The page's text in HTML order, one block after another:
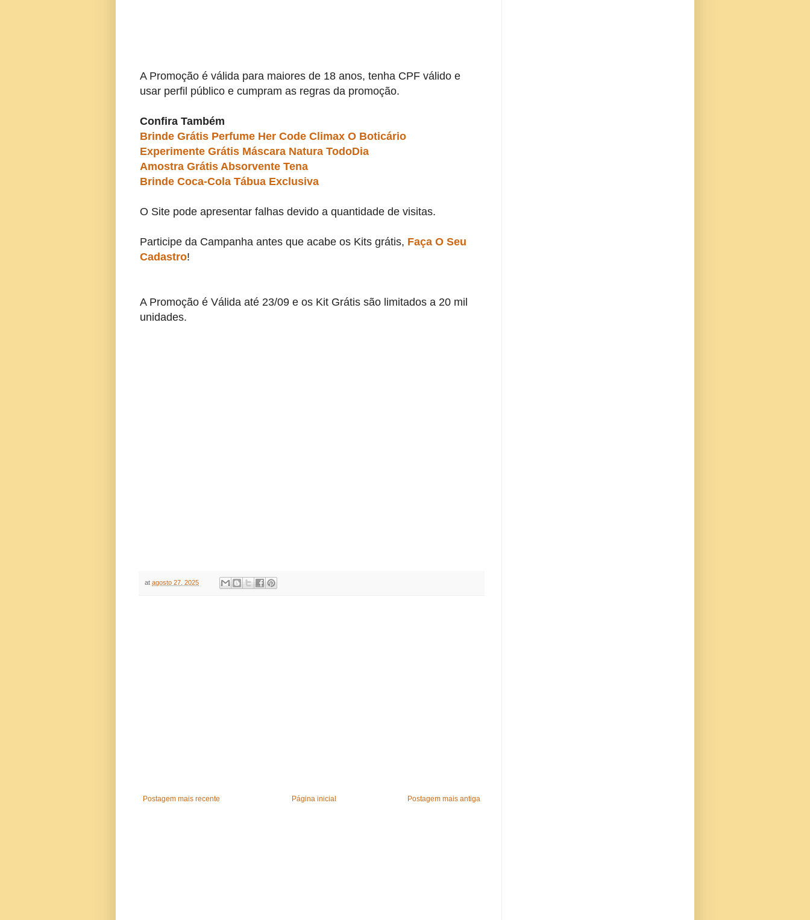
A Promoção é válida para maiores de 18 anos, tenha CPF válido e
usar perfil público e cumpram as regras da promoção.
Confira Também
Brinde Grátis Perfume Her Code Climax O Boticário
Experimente Grátis Máscara Natura TodoDia
Amostra Grátis Absorvente Tena
Brinde Coca-Cola Tábua Exclusiva
O Site pode apresentar falhas devido a quantidade de visitas.
Participe da Campanha antes que acabe os Kits grátis, Faça O Seu
Cadastro!
A Promoção é Válida até 23/09 e os Kit Grátis são limitados a 20 mil
unidades.
at agosto 27, 2025
Postagem mais recente Postagem mais antiga
Página inicial